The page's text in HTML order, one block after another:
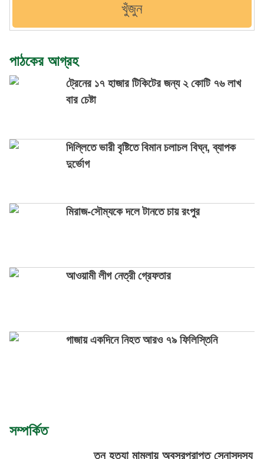
খুঁজুন
পাঠকের আগ্রহ
ট্রেনের ১৭ হাজার টিকিটের জন্য ২ কোটি ৭৬ লাখ
বার চেষ্টা
দিল্লিতে ভারী বৃষ্টিতে বিমান চলাচল বিঘ্ন, ব্যাপক
দুর্ভোগ
মিরাজ-সৌম্যকে দলে টানতে চায় রংপুর
আওয়ামী লীগ নেত্রী গ্রেফতার
গাজায় একদিনে নিহত আরও ৭৯ ফিলিস্তিনি
সম্পর্কিত
তনু হত্যা মামলায় অবসরপ্রাপ্ত সেনাসদস্য